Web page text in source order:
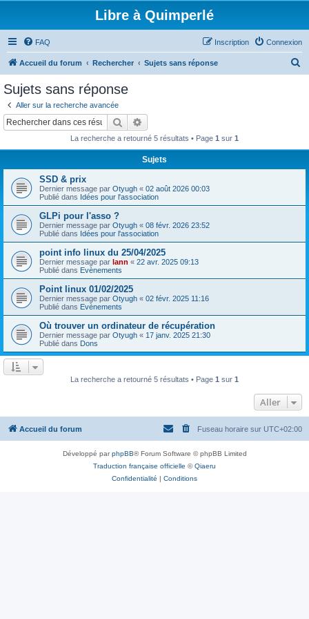
Libre à Quimperlé
FAQ Connexion
Inscription
Accueil du forum Rechercher Sujets sans réponse
Sujets sans réponse
Aller sur la recherche avancée
Rechercher
La recherche a retourné 5 résultats • Page 1 sur 1
Sujets
SSD & prix
Dernier message par Otyugh « 02 août 2026 00:03
Publié dans Idées pour l'association
GLPi pour l'asso ?
Dernier message par Otyugh « 08 févr. 2026 23:52
Publié dans Idées pour l'association
point info linux du 25/04/2025
Dernier message par lann « 22 avr. 2025 09:13
Publié dans Evènements
Point linux 01/02/2025
Dernier message par Otyugh « 02 févr. 2025 11:16
Publié dans Evènements
Où trouver un ordinateur de récupération
Dernier message par Otyugh « 17 janv. 2025 21:30
Publié dans Dons
La recherche a retourné 5 résultats • Page 1 sur 1
Aller
Accueil du forum Fuseau horaire sur UTC+02:00
Développé parphpBB® Forum Software © phpBB Limited
Traduction française officielle ©Qiaeru
Confidentialité | Conditions